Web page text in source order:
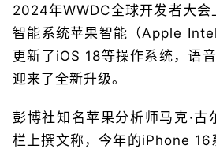
2024年WWDC全球开发者大会
智能系统苹果智能（Apple
更新了iOS 18等操作系统，语
迎来了全新升级。
彭博社知名苹果分析师马克·古
栏上撰文称，今年的iPhone 16